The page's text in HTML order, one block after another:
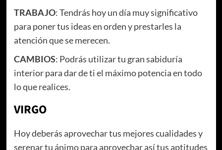
TRABAJO: Tendrás hoy un día muy significativo
para poner tus ideas en orden y prestarles la
atención que se merecen.
CAMBIOS: Podrás utilizar tu gran sabiduría
interior para dar de ti el máximo potencia en todo
lo que realices.
VIRGO
Hoy deberás aprovechar tus mejores cualidades y
serenar tu ánimo para aprovechar así tus aptitudes